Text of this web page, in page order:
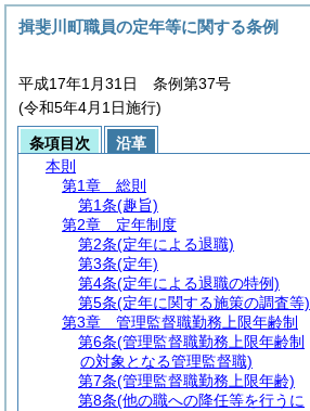
揖斐川町職員の定年等に関する条例
平成17年1月31日 条例第37号
(令和5年4月1日施行)
条項目次
沿革
本則
第1章
総則
第1条(趣旨)
第2章
定年制度
第2条(定年による退職)
第3条(定年)
第4条(定年による退職の特例)
第5条(定年に関する施策の調査等)
第3章
管理監督職勤務上限年齢制
第6条(管理監督職勤務上限年齢制
の対象となる管理監督職)
第7条(管理監督職勤務上限年齢)
第8条(他の職への降任等を行うに